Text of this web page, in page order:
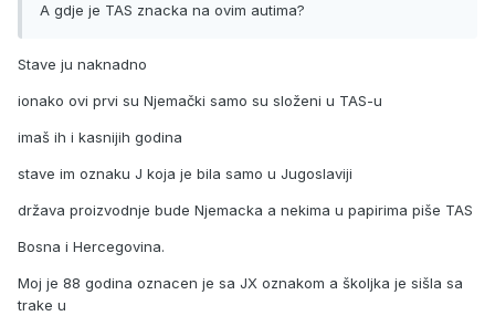
A gdje je TAS znacka na ovim autima?
Stave ju naknadno
ionako ovi prvi su Njemački samo su složeni u TAS-u
imaš ih i kasnijih godina
stave im oznaku J koja je bila samo u Jugoslaviji
država proizvodnje bude Njemacka a nekima u papirima piše TAS
Bosna i Hercegovina.
Moj je 88 godina oznacen je sa JX oznakom a školjka je sišla sa
trake u